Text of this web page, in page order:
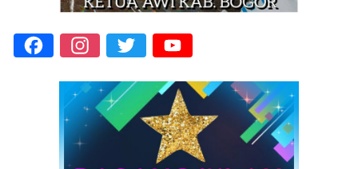
Facebook
Instagram
Twitter